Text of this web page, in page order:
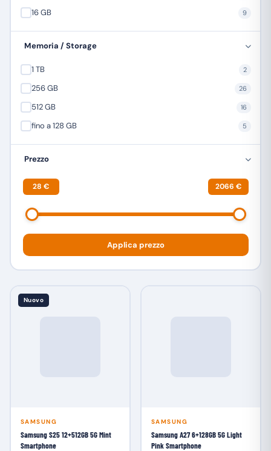
TREVI 1
ULEFONE
ZTE 4
16 GB 9
Memoria / Storage
1 TB 2
256 GB 26
512 GB 16
fino a 128 GB 5
Prezzo
28 € 2066 €
Applica prezzo
Nuovo
SAMSUNG
Samsung S25 12+512GB 5G Mint
Smartphone
SAMSUNG
Samsung A27 6+128GB 5G Light
Pink Smartphone